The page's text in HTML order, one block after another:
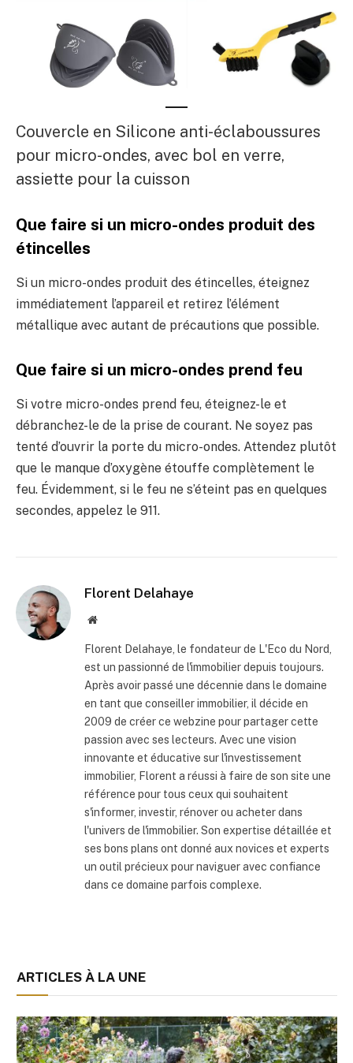
Couvercle en Silicone anti-éclaboussures
pour micro-ondes, avec bol en verre,
assiette pour la cuisson
Que faire si un micro-ondes produit des
étincelles
Si un micro-ondes produit des étincelles, éteignez
immédiatement l’appareil et retirez l’élément
métallique avec autant de précautions que possible.
Que faire si un micro-ondes prend feu
Si votre micro-ondes prend feu, éteignez-le et
débranchez-le de la prise de courant. Ne soyez pas
tenté d’ouvrir la porte du micro-ondes. Attendez plutôt
que le manque d’oxygène étouffe complètement le
feu. Évidemment, si le feu ne s’éteint pas en quelques
secondes, appelez le 911.
Florent Delahaye
Site
Florent Delahaye, le fondateur de L'Eco du Nord,
est un passionné de l'immobilier depuis toujours.
Après avoir passé une décennie dans le domaine
en tant que conseiller immobilier, il décide en
2009 de créer ce webzine pour partager cette
passion avec ses lecteurs. Avec une vision
innovante et éducative sur l'investissement
immobilier, Florent a réussi à faire de son site une
référence pour tous ceux qui souhaitent
s'informer, investir, rénover ou acheter dans
l'univers de l'immobilier. Son expertise détaillée et
ses bons plans ont donné aux novices et experts
un outil précieux pour naviguer avec confiance
dans ce domaine parfois complexe.
ARTICLES À LA UNE